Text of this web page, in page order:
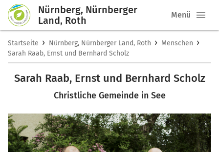
Nürnberg, Nürnberger
Land, Roth
Menü
Startseite › Nürnberg, Nürnberger Land, Roth › Menschen ›
Sarah Raab, Ernst und Bernhard Scholz
Sarah Raab, Ernst und Bernhard Scholz
Christliche Gemeinde in See